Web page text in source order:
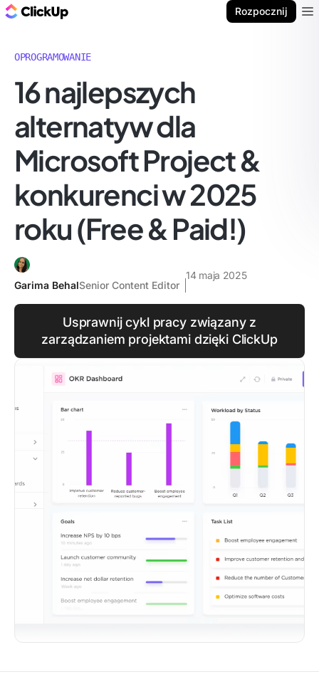
Rozpocznij
OPROGRAMOWANIE
16 najlepszych
alternatyw dla
Microsoft Project &
konkurenci w 2025
roku (Free & Paid!)
Garima BehalSenior Content Editor
14 maja 2025
Usprawnij cykl pracy związany z
zarządzaniem projektami dzięki ClickUp